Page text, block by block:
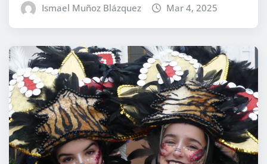
Ismael Muñoz Blázquez Mar 4, 2025